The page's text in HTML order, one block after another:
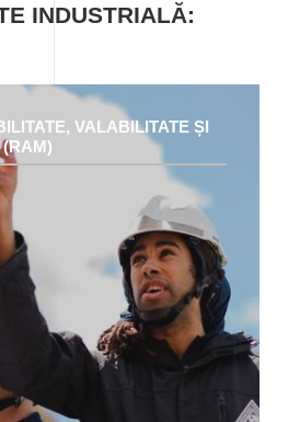
INDUSTRIALĂ:
VALABILITATE ȘI